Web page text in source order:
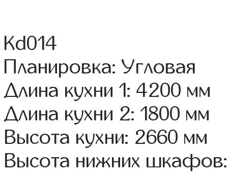
Kd014
Планировка: Угловая
Длина кухни 1: 4200 мм
Длина кухни 2: 1800 мм
Высота кухни: 2660 мм
Высота нижних